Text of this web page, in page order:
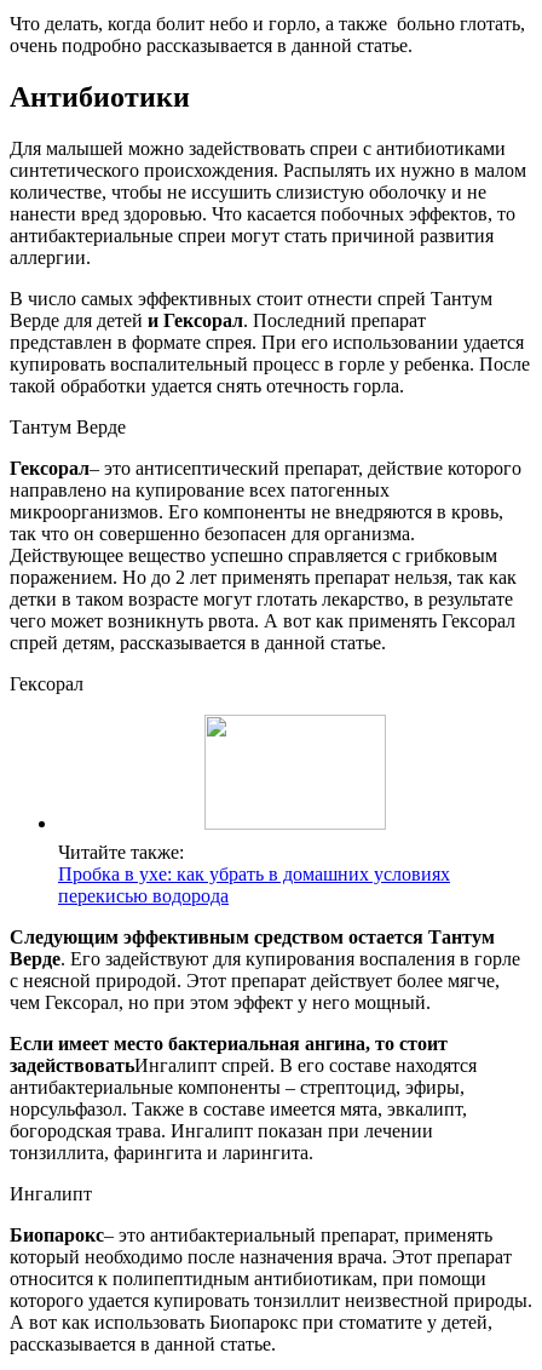
Что делать, когда болит небо и горло, а также больно глотать,
очень подробно рассказывается в данной статье.
Антибиотики
Для малышей можно задействовать спреи с антибиотиками
синтетического происхождения. Распылять их нужно в малом
количестве, чтобы не иссушить слизистую оболочку и не
нанести вред здоровью. Что касается побочных эффектов, то
антибактериальные спреи могут стать причиной развития
аллергии.
В число самых эффективных стоит отнести спрей Тантум
Верде для детей и Гексорал. Последний препарат
представлен в формате спрея. При его использовании удается
купировать воспалительный процесс в горле у ребенка. После
такой обработки удается снять отечность горла.
Тантум Верде
Гексорал– это антисептический препарат, действие которого
направлено на купирование всех патогенных
микроорганизмов. Его компоненты не внедряются в кровь,
так что он совершенно безопасен для организма.
Действующее вещество успешно справляется с грибковым
поражением. Но до 2 лет применять препарат нельзя, так как
детки в таком возрасте могут глотать лекарство, в результате
чего может возникнуть рвота. А вот как применять Гексорал
спрей детям, рассказывается в данной статье.
Гексорал
Читайте также:
Пробка в ухе: как убрать в домашних условиях
перекисью водорода
Следующим эффективным средством остается Тантум
Верде. Его задействуют для купирования воспаления в горле
с неясной природой. Этот препарат действует более мягче,
чем Гексорал, но при этом эффект у него мощный.
Если имеет место бактериальная ангина, то стоит
задействоватьИнгалипт спрей. В его составе находятся
антибактериальные компоненты – стрептоцид, эфиры,
норсульфазол. Также в составе имеется мята, эвкалипт,
богородская трава. Ингалипт показан при лечении
тонзиллита, фарингита и ларингита.
Ингалипт
Биопарокс– это антибактериальный препарат, применять
который необходимо после назначения врача. Этот препарат
относится к полипептидным антибиотикам, при помощи
которого удается купировать тонзиллит неизвестной природы.
А вот как использовать Биопарокс при стоматите у детей,
рассказывается в данной статье.